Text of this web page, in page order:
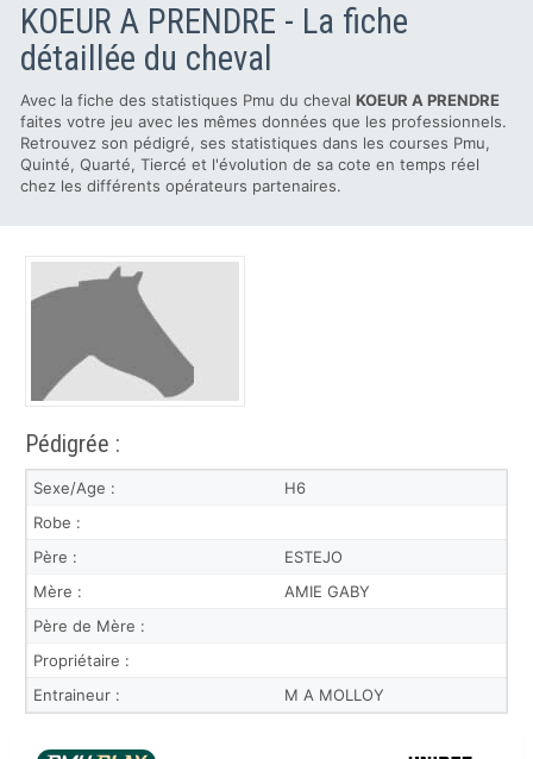
KOEUR A PRENDRE - La fiche
détaillée du cheval
Avec la fiche des statistiques Pmu du cheval KOEUR A PRENDRE
faites votre jeu avec les mêmes données que les professionnels.
Retrouvez son pédigré, ses statistiques dans les courses Pmu,
Quinté, Quarté, Tiercé et l'évolution de sa cote en temps réel
chez les différents opérateurs partenaires.
Pédigrée :
Sexe/Age :
H6
Robe :
Père :
ESTEJO
Mère :
AMIE GABY
Père de Mère :
Propriétaire :
Entraineur :
M A MOLLOY